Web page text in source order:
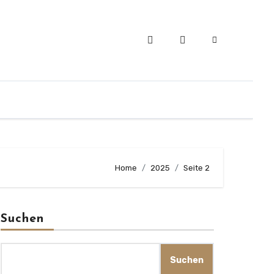
Home 2025 Seite 2
Suchen
Suchen